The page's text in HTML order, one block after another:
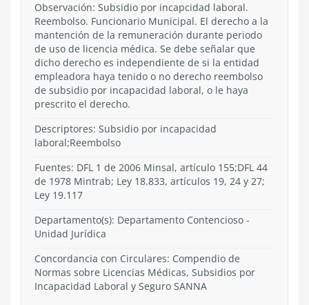
Observación: Subsidio por incapcidad laboral.
Reembolso. Funcionario Municipal. El derecho a la
mantención de la remuneración durante periodo
de uso de licencia médica. Se debe señalar que
dicho derecho es independiente de si la entidad
empleadora haya tenido o no derecho reembolso
de subsidio por incapacidad laboral, o le haya
prescrito el derecho.
Descriptores: Subsidio por incapacidad
laboral;Reembolso
Fuentes: DFL 1 de 2006 Minsal, artículo 155;DFL 44
de 1978 Mintrab; Ley 18.833, artículos 19, 24 y 27;
Ley 19.117
Departamento(s): Departamento Contencioso -
Unidad Jurídica
Concordancia con Circulares: Compendio de
Normas sobre Licencias Médicas, Subsidios por
Incapacidad Laboral y Seguro SANNA